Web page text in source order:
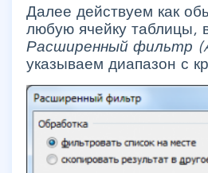
Далее действуем как
любую ячейку таблицы,
Расширенный фильтр
указываем диапазон с